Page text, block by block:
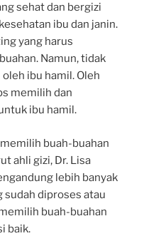
sehat dan bergizi
ibu dan janin.
yang harus
Namun, tidak
ibu hamil. Oleh
memilih dan
ibu hamil.
buah-buahan
ahli gizi, Dr. Lisa
lebih banyak
sudah diproses atau
buah-buahan
baik.